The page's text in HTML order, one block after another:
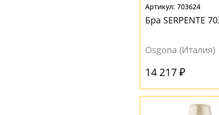
703624
Бра SERPENTE
Osgona (Италия)
14 217 ₽